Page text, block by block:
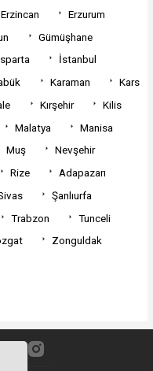
Erzincan
Erzurum
Gümüşhane
İstanbul
Karaman
Kars
Kırşehir
Kilis
Malatya
Manisa
Muş
Nevşehir
Rize
Adapazarı
Şanlıurfa
Trabzon
Tunceli
Zonguldak